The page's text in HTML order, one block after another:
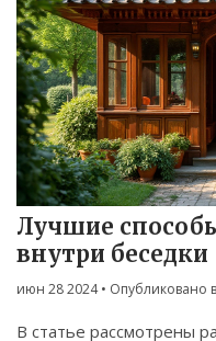
Лучшие
внутри беседки
июн 28 2024• Опубликовано
В статье рассмотрены